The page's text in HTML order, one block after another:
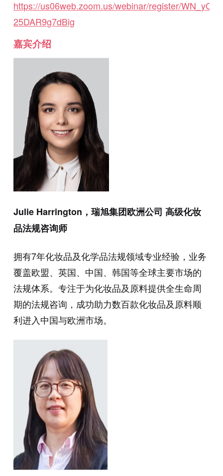
https://us06web.zoom.us/webinar/register/
25DAR9g7dBig
嘉宾介绍
Julie Harrington，瑞旭集团欧洲公司 高级化妆
品法规咨询师
拥有7年化妆品及化学品法规领域专业经验，业务
覆盖欧盟、英国、中国、韩国等全球主要市场的
法规体系。专注于为化妆品及原料提供全生命周
期的法规咨询，成功助力数百款化妆品及原料顺
利进入中国与欧洲市场。